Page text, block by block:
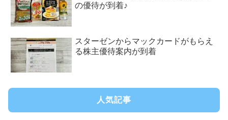
の優待が到着♪
スターゼンからマックカードがもらえ
る株主優待案内が到着
人気記事